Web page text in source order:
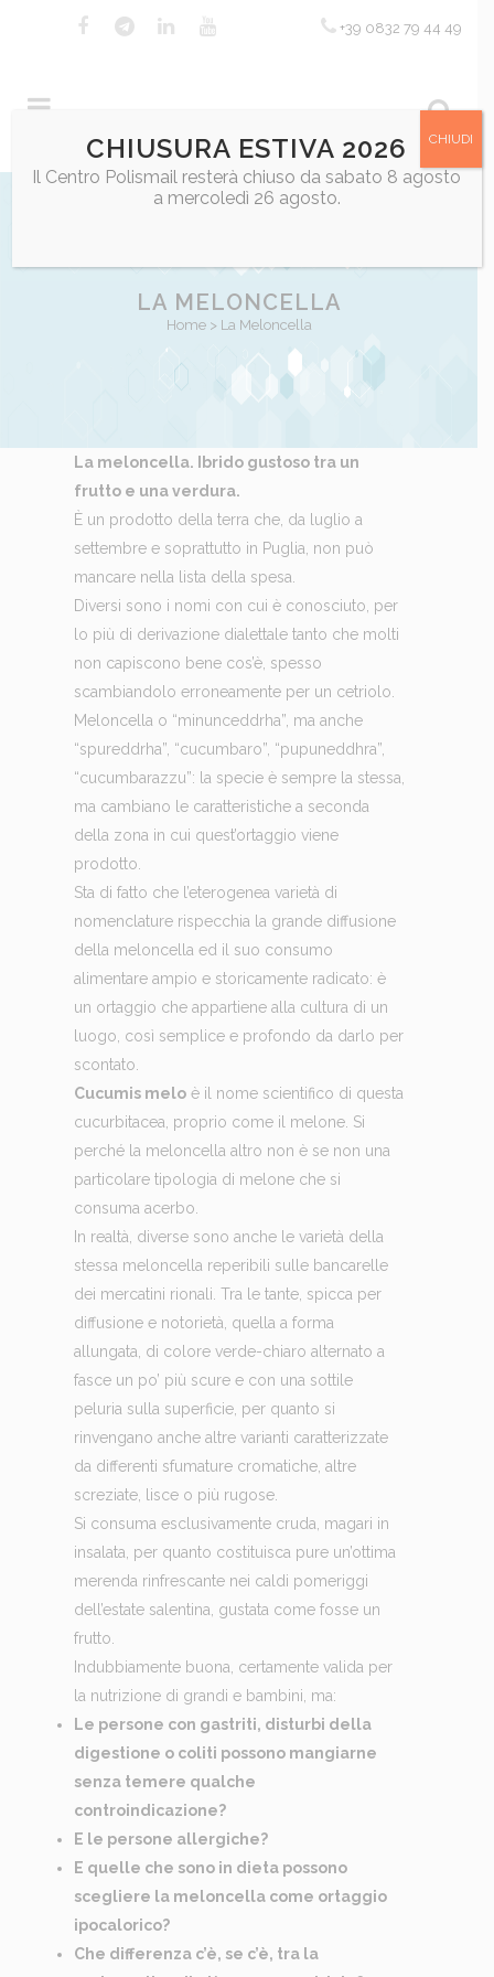
+39 0832 79 44 49
LA MELONCELLA
Home> La Meloncella
La meloncella. Ibrido gustoso tra un
frutto e una verdura.
È un prodotto della terra che, da luglio a
settembre e soprattutto in Puglia, non può
mancare nella lista della spesa.
Diversi sono i nomi con cui è conosciuto, per
lo più di derivazione dialettale tanto che molti
non capiscono bene cos’è, spesso
scambiandolo erroneamente per un cetriolo.
Meloncella o “minunceddrha”, ma anche
“spureddrha”, “cucumbaro”, “pupuneddhra”,
“cucumbarazzu”: la specie è sempre la stessa,
ma cambiano le caratteristiche a seconda
della zona in cui quest’ortaggio viene
prodotto.
Sta di fatto che l’eterogenea varietà di
nomenclature rispecchia la grande diffusione
della meloncella ed il suo consumo
alimentare ampio e storicamente radicato: è
un ortaggio che appartiene alla cultura di un
luogo, così semplice e profondo da darlo per
scontato.
Cucumis meloè il nome scientifico di questa
cucurbitacea, proprio come il melone. Si
perché la meloncella altro non è se non una
particolare tipologia di melone che si
consuma acerbo.
In realtà, diverse sono anche le varietà della
stessa meloncella reperibili sulle bancarelle
dei mercatini rionali. Tra le tante, spicca per
diffusione e notorietà, quella a forma
allungata, di colore verde-chiaro alternato a
fasce un po’ più scure e con una sottile
peluria sulla superficie, per quanto si
rinvengano anche altre varianti caratterizzate
da differenti sfumature cromatiche, altre
screziate, lisce o più rugose.
Si consuma esclusivamente cruda, magari in
insalata, per quanto costituisca pure un’ottima
merenda rinfrescante nei caldi pomeriggi
dell’estate salentina, gustata come fosse un
frutto.
Indubbiamente buona, certamente valida per
la nutrizione di grandi e bambini, ma:
Le persone con gastriti, disturbi della
digestione o coliti possono mangiarne
senza temere qualche
controindicazione?
E le persone allergiche?
E quelle che sono in dieta possono
scegliere la meloncella come ortaggio
ipocalorico?
Che differenza c’è, se c’è, tra la
CHIUSURA ESTIVA 2026
Il Centro Polismail resterà chiuso da sabato 8 agosto
a mercoledì 26 agosto.
CHIUDI